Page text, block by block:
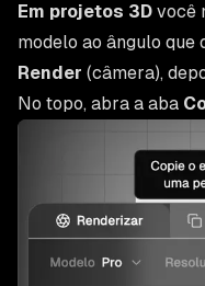
Em projetos 3D você
modelo ao ângulo
Render (câmera),
No topo, abra a aba